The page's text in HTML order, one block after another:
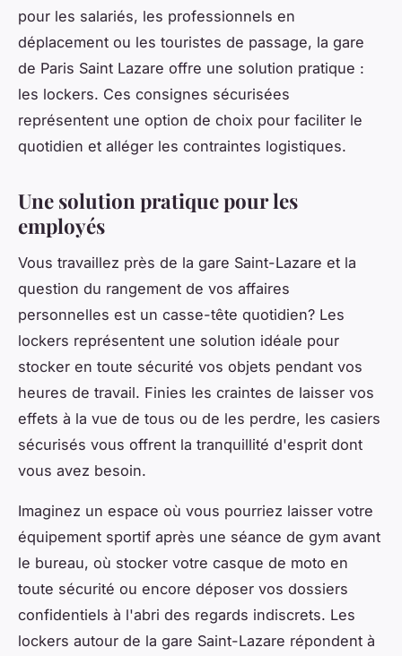
pour les salariés, les professionnels en
déplacement ou les touristes de passage, la gare
de Paris Saint Lazare offre une solution pratique :
les lockers. Ces consignes sécurisées
représentent une option de choix pour faciliter le
quotidien et alléger les contraintes logistiques.
Une solution pratique pour les
employés
Vous travaillez près de la gare Saint-Lazare et la
question du rangement de vos affaires
personnelles est un casse-tête quotidien? Les
lockers représentent une solution idéale pour
stocker en toute sécurité vos objets pendant vos
heures de travail. Finies les craintes de laisser vos
effets à la vue de tous ou de les perdre, les casiers
sécurisés vous offrent la tranquillité d'esprit dont
vous avez besoin.
Imaginez un espace où vous pourriez laisser votre
équipement sportif après une séance de gym avant
le bureau, où stocker votre casque de moto en
toute sécurité ou encore déposer vos dossiers
confidentiels à l'abri des regards indiscrets. Les
lockers autour de la gare Saint-Lazare répondent à